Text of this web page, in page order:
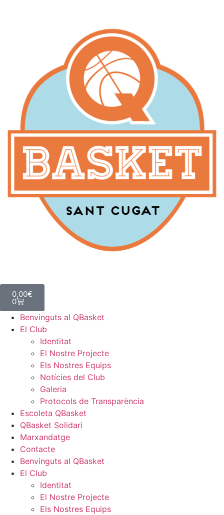
0,00€
0
Benvinguts al QBasket
El Club
Identitat
El Nostre Projecte
Els Nostres Equips
Notícies del Club
Galeria
Protocols de Transparència
Escoleta QBasket
QBasket Solidari
Marxandatge
Contacte
Benvinguts al QBasket
El Club
Identitat
El Nostre Projecte
Els Nostres Equips